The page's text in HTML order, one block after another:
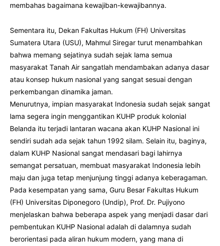
membahas bagaimana kewajiban-kewajibannya.
Sementara itu, Dekan Fakultas Hukum (FH) Universitas
Sumatera Utara (USU), Mahmul Siregar turut menambahkan
bahwa memang sejatinya sudah sejak lama semua
masyarakat Tanah Air sangatlah mendambakan adanya dasar
atau konsep hukum nasional yang sangat sesuai dengan
perkembangan dinamika jaman.
Menurutnya, impian masyarakat Indonesia sudah sejak sangat
lama segera ingin menggantikan KUHP produk kolonial
Belanda itu terjadi lantaran wacana akan KUHP Nasional ini
sendiri sudah ada sejak tahun 1992 silam. Selain itu, baginya,
dalam KUHP Nasional sangat mendasari bagi lahirnya
semangat persatuan, membuat masyarakat Indonesia lebih
maju dan juga tetap menjunjung tinggi adanya keberagaman.
Pada kesempatan yang sama, Guru Besar Fakultas Hukum
(FH) Universitas Diponegoro (Undip), Prof. Dr. Pujiyono
menjelaskan bahwa beberapa aspek yang menjadi dasar dari
pembentukan KUHP Nasional adalah di dalamnya sudah
berorientasi pada aliran hukum modern, yang mana di